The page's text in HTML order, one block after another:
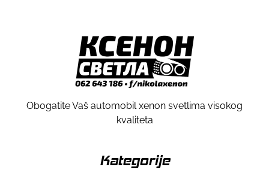
Obogatite Vaš automobil xenon svetlima visokog
kvaliteta
Kategorije